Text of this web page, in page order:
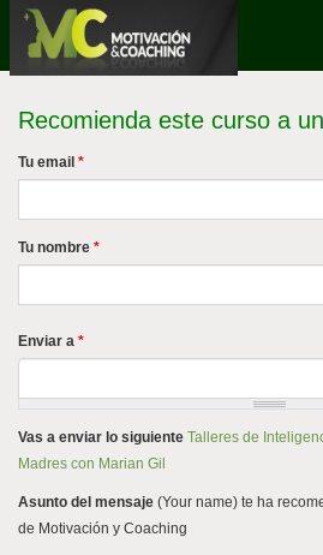
Pasar
contenido
principal
Recomienda este curso a
Tu email *
Tu nombre *
Enviar a *
Vas a enviar lo siguiente Talleres de
Madres con Marian Gil
Asunto del mensaje (Your name) te ha
de Motivación y Coaching